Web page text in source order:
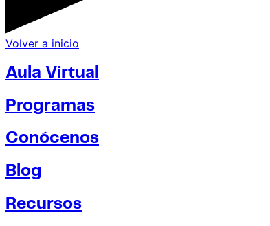
Volver a inicio
Aula Virtual
Programas
Conócenos
Blog
Recursos